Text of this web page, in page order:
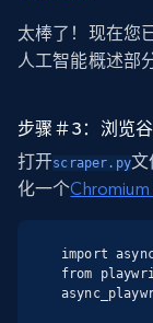
太棒了！现在您
人工智能概述部
步骤＃3：浏览
打开scraper.py文
化一个Chromium
import
from